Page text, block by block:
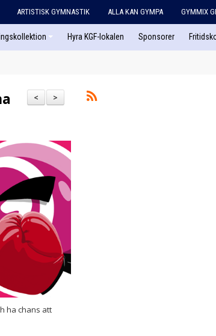
ARTISTISK GYMNASTIK ALLA KAN GYMPA GYMMIX
Hyra KGF-lokalen Sponsorer
>
<
ha chans att